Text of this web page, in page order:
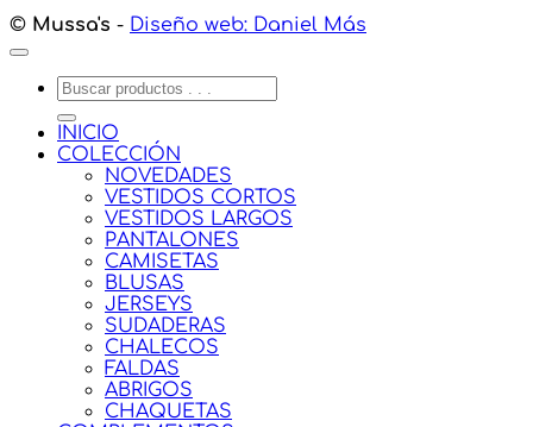
© Mussa's - Diseño web: Daniel Más
Buscar
por:
INICIO
COLECCIÓN
NOVEDADES
VESTIDOS CORTOS
VESTIDOS LARGOS
PANTALONES
CAMISETAS
BLUSAS
JERSEYS
SUDADERAS
CHALECOS
FALDAS
ABRIGOS
CHAQUETAS